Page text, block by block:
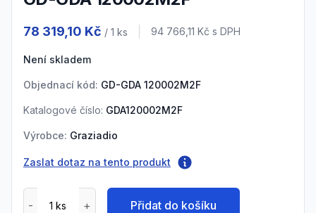
78 319,10 Kč / 1 ks Cena s DPH
94 766,11 Kč s DPH
Není skladem
Objednací kód: GD-GDA 120002M2F
Katalogové číslo: GDA120002M2F
Výrobce: Graziadio
Zaslat dotaz na tento produkt
Přidat do košíku